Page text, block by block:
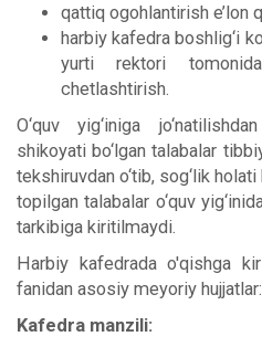
qattiq ogohlantirish e’lon
harbiy kafedra boshlig‘i
yurti rektori
chetlashtirish.
O‘quv yig‘iniga
shikoyati bo‘lgan talabalar
tekshiruvdan o‘tib, sog‘lik
topilgan talabalar o‘quv
tarkibiga kiritilmaydi.
Harbiy kafedrada o'qishga
fanidan asosiy meyoriy hujjatlar:
Kafedra manzili: